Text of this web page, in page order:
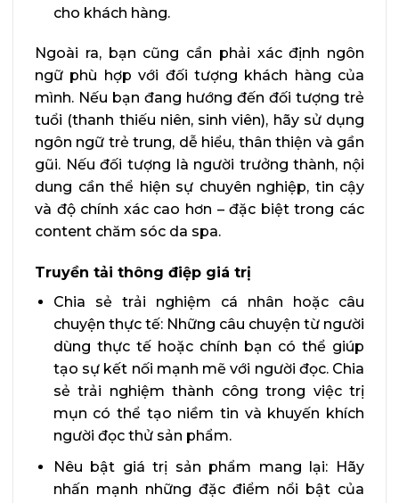
cho khách hàng.
Ngoài ra, bạn cũng cần phải xác định ngôn
ngữ phù hợp với đối tượng khách hàng của
mình. Nếu bạn đang hướng đến đối tượng trẻ
tuổi (thanh thiếu niên, sinh viên), hãy sử dụng
ngôn ngữ trẻ trung, dễ hiểu, thân thiện và gần
gũi. Nếu đối tượng là người trưởng thành, nội
dung cần thể hiện sự chuyên nghiệp, tin cậy
và độ chính xác cao hơn – đặc biệt trong các
content chăm sóc da spa.
Truyền tải thông điệp giá trị
Chia sẻ trải nghiệm cá nhân hoặc câu
chuyện thực tế: Những câu chuyện từ người
dùng thực tế hoặc chính bạn có thể giúp
tạo sự kết nối mạnh mẽ với người đọc. Chia
sẻ trải nghiệm thành công trong việc trị
mụn có thể tạo niềm tin và khuyến khích
người đọc thử sản phẩm.
Nêu bật giá trị sản phẩm mang lại: Hãy
nhấn mạnh những đặc điểm nổi bật của